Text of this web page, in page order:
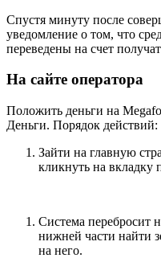
Спустя минуту после
уведомление о том, что
переведены на счет
На сайте оператора
Положить деньги на
Деньги. Порядок действий:
Зайти на главную
кликнуть на вкладку
Система перебросит
нижней части найти
на него.